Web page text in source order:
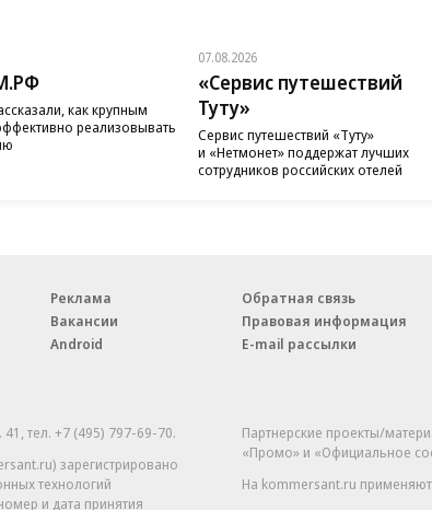
как крупным
реализовывать
07.08.2026
«Сервис путешествий
Туту»
Сервис путешествий «Туту»
и «Нетмонет» поддержат лучших
сотрудников российских отелей
Реклама
Вакансии
Android
Обратная связь
Правовая информация
E-mail рассылки
41,тел. +7 (495) 797-69-70.
зарегистрировано
технологий
и дата принятия
Партнерские проекты/
«Промо» и «Официальное
На kommersant.ru